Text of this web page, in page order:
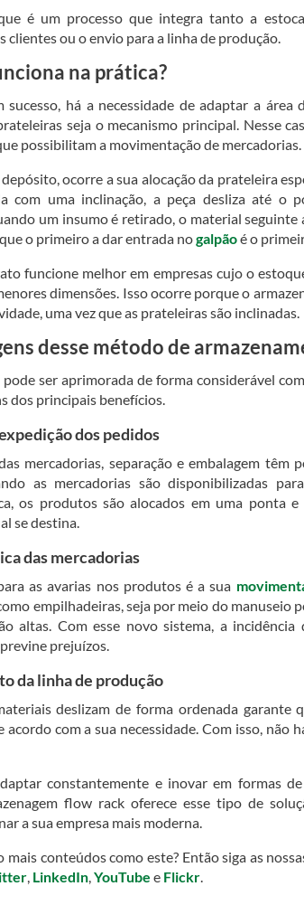
é um processo que integra tanto a
clientes ou o envio para a linha de produção.
na prática?
há a necessidade de adaptar a área
seja o mecanismo principal. Nesse
possibilitam a movimentação de mercadorias.
ocorre a sua alocação da prateleira
com uma inclinação, a peça desliza até o
um insumo é retirado, o material seguinte
o primeiro a dar entrada nogalpãoé o
funcione melhor em empresas cujo o
dimensões. Isso ocorre porque o
uma vez que as prateleiras são inclinadas.
desse método de
ser aprimorada de forma considerável
dos principais benefícios.
dos pedidos
mercadorias, separação e embalagem têm
as mercadorias são disponibilizadas
os produtos são alocados em uma ponta e
se destina.
das mercadorias
as avarias nos produtos é a sua
empilhadeiras, seja por meio do manuseio
altas. Com esse novo sistema, a incidência
prejuízos.
da linha de produção
deslizam de forma ordenada garante
acordo com a sua necessidade. Com isso, não
constantemente e inovar em formas
flow rack oferece esse tipo de
a sua empresa mais moderna.
conteúdos como este? Então siga as
, LinkedIn,YouTube e Flickr.